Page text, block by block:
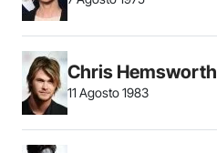
Chris Hemsworth
11 Agosto 1983